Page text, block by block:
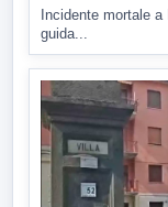
Incidente mortale
guida...